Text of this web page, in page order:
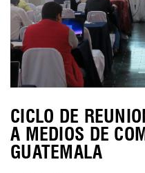
CICLO DE
A MEDIOS DE
GUATEMALA